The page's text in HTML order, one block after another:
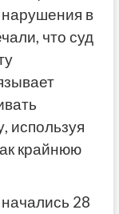
в
что суд
используя
крайнюю
28